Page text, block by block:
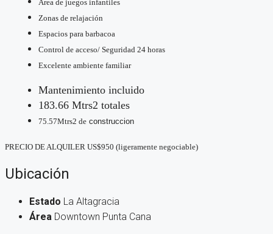
Área de juegos infantiles
Zonas de relajación
Espacios para barbacoa
Control de acceso/ Seguridad 24 horas
Excelente ambiente familiar
Mantenimiento incluido
183.66 Mtrs2 totales
75.57Mtrs2 de construccion
PRECIO DE ALQUILER US$950 (ligeramente negociable)
Ubicación
Estado La Altagracia
Área Downtown Punta Cana